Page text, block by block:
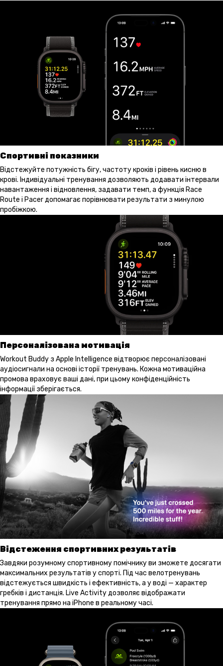
Спортивні показники
Відстежуйте потужність бігу, частоту кроків і рівень кисню в
крові. Індивідуальні тренування дозволяють додавати інтервали
навантаження і відновлення, задавати темп, а функція Race
Route і Pacer допомагає порівнювати результати з минулою
пробіжкою.
Персоналізована мотивація
Workout Buddy з Apple Intelligence відтворює персоналізовані
аудіосигнали на основі історії тренувань. Кожна мотиваційна
промова враховує ваші дані, при цьому конфіденційність
інформації зберігається.
Відстеження спортивних результатів
Завдяки розумному спортивному помічнику ви зможете досягати
максимальних результатів у спорті. Під час велотренувань
відстежується швидкість і ефективність, а у воді — характер
гребків і дистанція. Live Activity дозволяє відображати
тренування прямо на iPhone в реальному часі.